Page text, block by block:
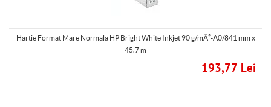
Hartie Format Mare Normala HP Bright White Inkjet 90 g/mÂ²-A0/841 mm x
45.7 m
193,77 Lei